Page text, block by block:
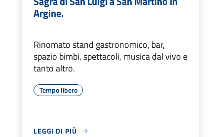
Argine.
Rinomato stand gastronomico, bar,
spazio bimbi, spettacoli, musica dal vivo e
tanto altro.
Tempo libero
LEGGI DI PIÙ